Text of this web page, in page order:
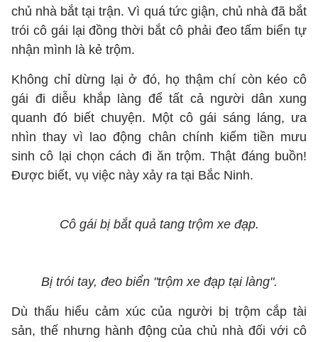
chủ nhà bắt tại trận. Vì quá tức giận, chủ nhà đã bắt
trói cô gái lại đồng thời bắt cô phải đeo tấm biển tự
nhận mình là kẻ trộm.
Không chỉ dừng lại ở đó, họ thậm chí còn kéo cô
gái đi diễu khắp làng để tất cả người dân xung
quanh đó biết chuyện. Một cô gái sáng láng, ưa
nhìn thay vì lao động chân chính kiếm tiền mưu
sinh cô lại chọn cách đi ăn trộm. Thật đáng buồn!
Được biết, vụ việc này xảy ra tại Bắc Ninh.
Cô gái bị bắt quả tang trộm xe đạp.
Bị trói tay, đeo biển "trộm xe đạp tại làng".
Dù thấu hiểu cảm xúc của người bị trộm cắp tài
sản, thế nhưng hành động của chủ nhà đối với cô